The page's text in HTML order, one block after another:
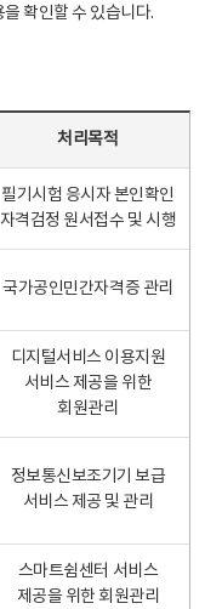
확인할 수 있습니다.
처리목적
필기시험 응시자 본인확인
자격검정 원서접수 및 시행
국가공인민간자격증 관리
디지털서비스 이용지원
서비스 제공을 위한
회원관리
정보통신보조기기 보급
서비스 제공 및 관리
스마트쉼센터 서비스
제공을 위한 회원관리